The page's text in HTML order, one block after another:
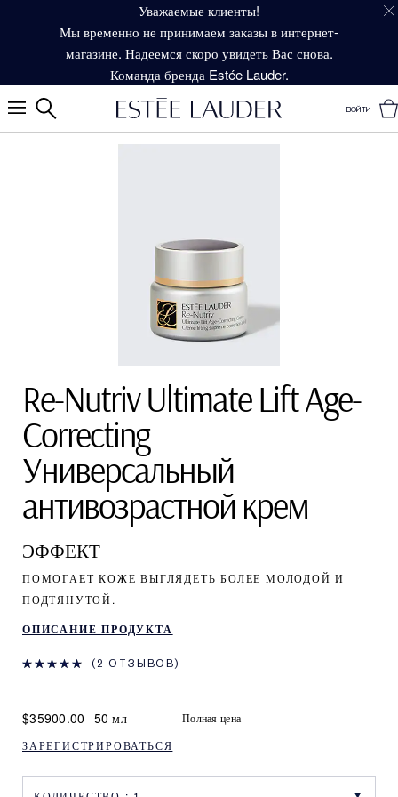
Уважаемые клиенты!
Мы временно не принимаем заказы в интернет-
магазине. Надеемся скоро увидеть Вас снова.
Команда бренда Estée Lauder.
ВОЙТИ
Re-Nutriv Ultimate Lift Age-
Correcting
Универсальный
антивозрастной крем
ЭФФЕКТ
ПОМОГАЕТ КОЖЕ ВЫГЛЯДЕТЬ БОЛЕЕ МОЛОДОЙ И
ПОДТЯНУТОЙ.
ОПИСАНИЕ ПРОДУКТА
2 ОТЗЫВОВ
$35900.00 50 мл
Полная цена
ЗАРЕГИСТРИРОВАТЬСЯ